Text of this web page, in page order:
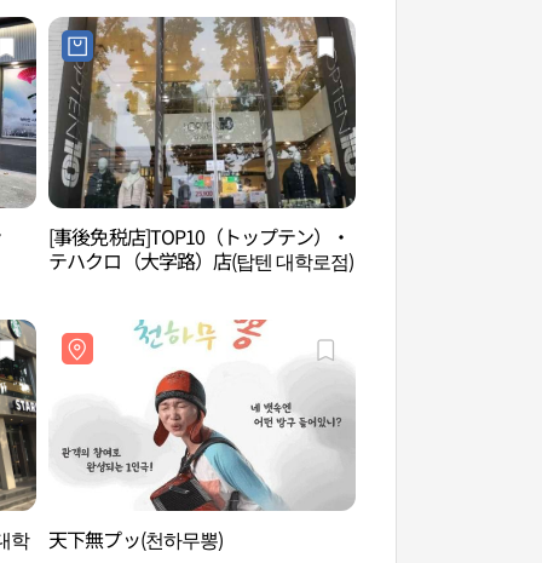
[事後免税店]TOP10（トップテン）・
テハクロ（大学路）店(탑텐 대학로점)
학
天下無プッ(천하무뽕)